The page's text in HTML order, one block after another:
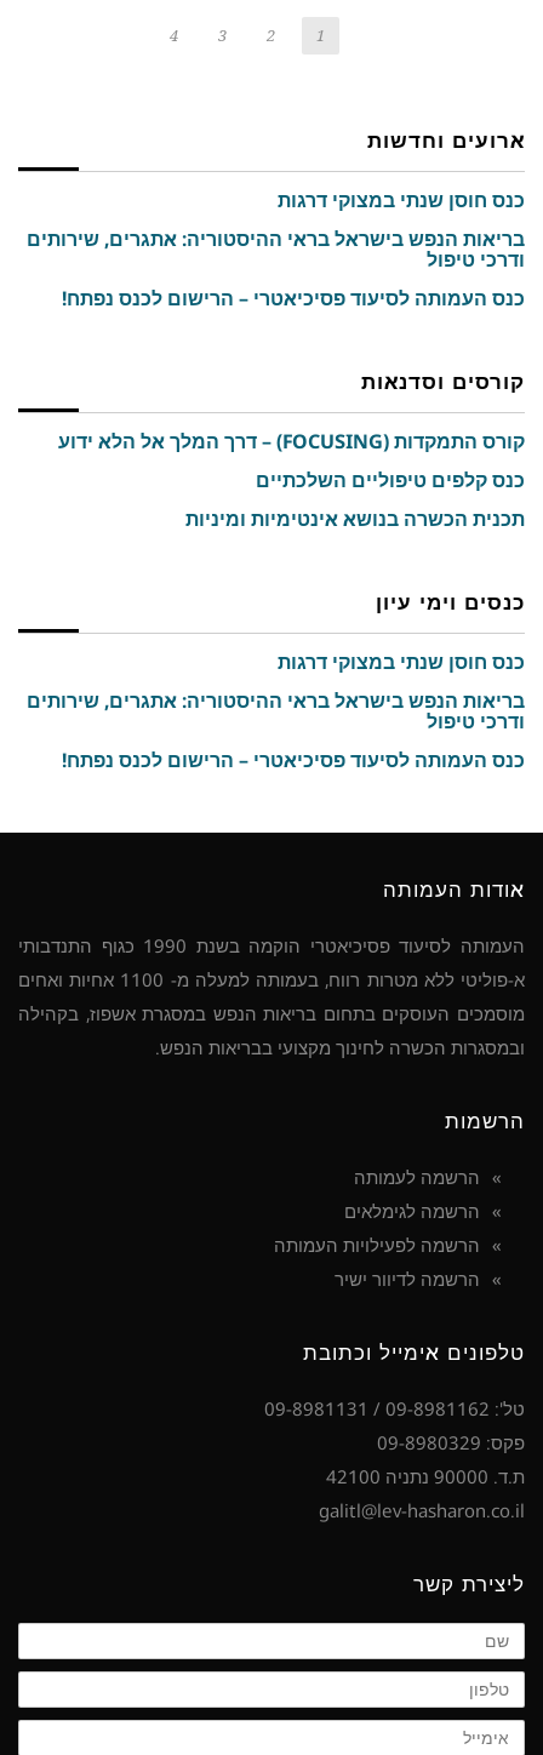
1
2
3
4
ארועים וחדשות
כנס חוסן שנתי במצוקי דרגות
בריאות הנפש בישראל בראי ההיסטוריה: אתגרים, שירותים
ודרכי טיפול
כנס העמותה לסיעוד פסיכיאטרי – הרישום לכנס נפתח!
קורסים וסדנאות
קורס התמקדות (FOCUSING) – דרך המלך אל הלא ידוע
כנס קלפים טיפוליים השלכתיים
תכנית הכשרה בנושא אינטימיות ומיניות
כנסים וימי עיון
כנס חוסן שנתי במצוקי דרגות
בריאות הנפש בישראל בראי ההיסטוריה: אתגרים, שירותים
ודרכי טיפול
כנס העמותה לסיעוד פסיכיאטרי – הרישום לכנס נפתח!
אודות העמותה
העמותה לסיעוד פסיכיאטרי הוקמה בשנת 1990 כגוף התנדבותי
א-פוליטי ללא מטרות רווח, בעמותה למעלה מ- 1100 אחיות ואחים
מוסמכים העוסקים בתחום בריאות הנפש במסגרת אשפוז, בקהילה
ובמסגרות הכשרה לחינוך מקצועי בבריאות הנפש.
הרשמות
הרשמה לעמותה
הרשמה לגימלאים
הרשמה לפעילויות העמותה
הרשמה לדיוור ישיר
טלפונים אימייל וכתובת
טל': 09-8981162 / 09-8981131
פקס: 09-8980329
ת.ד. 90000 נתניה 42100
galitl@lev-hasharon.co.il
ליצירת קשר
שם
טלפון
אימייל